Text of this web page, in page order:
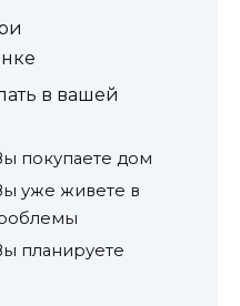
в вашей
покупаете дом
уже живете в
планируете